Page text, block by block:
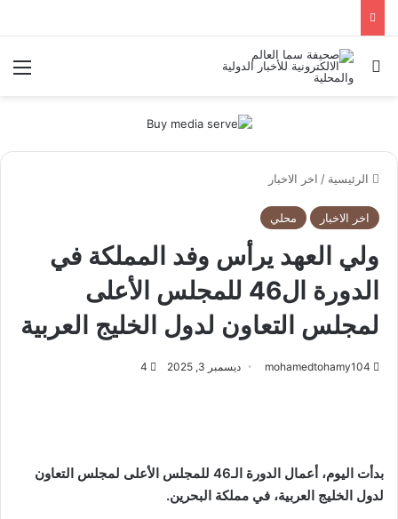
بحث عن
الرئيسية / اخر الاخبار
اخر الاخبار محلي
ولي العهد يرأس وفد المملكة في
الدورة ال46 للمجلس الأعلى
لمجلس التعاون لدول الخليج العربية
mohamedtohamy104 ديسمبر 3, 2025 4
بدأت اليوم، أعمال الدورة الـ46 للمجلس الأعلى لمجلس التعاون
لدول الخليج العربية، في مملكة البحرين.